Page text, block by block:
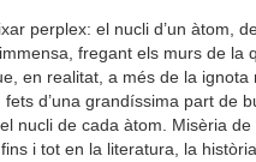
perplex: el nucli d’un àtom,
fregant els murs de
en realitat, a més de la
d’una grandíssima part de
nucli de cada àtom. Misèria
i tot en la literatura, la